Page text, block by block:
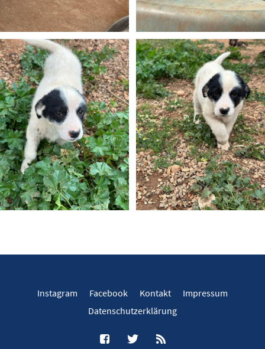
Instagram Facebook Kontakt
Impressum
Datenschutzerklärung